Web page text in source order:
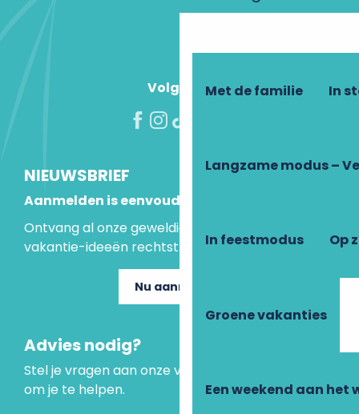
Met de familie In
Langzame modus –
In feestmodus Op
Groene vakanties
Een weekend aan het
Volg ons!
NIEUWSBRIEF
Aanmelden is eenvoudig
Ontvang al onze geweldige aanbiedingen en
vakantie-ideeën rechtstreeks in je inbox.
Nu aanmelden
Advies nodig?
Stel je vragen aan onze virtuele assistent, die er is
om je te helpen.